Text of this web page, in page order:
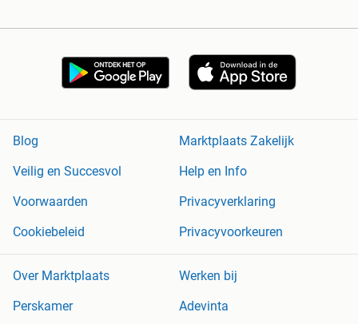
Blog
Marktplaats Zakelijk
Veilig en Succesvol
Help en Info
Voorwaarden
Privacyverklaring
Cookiebeleid
Privacyvoorkeuren
Over Marktplaats
Werken bij
Perskamer
Adevinta